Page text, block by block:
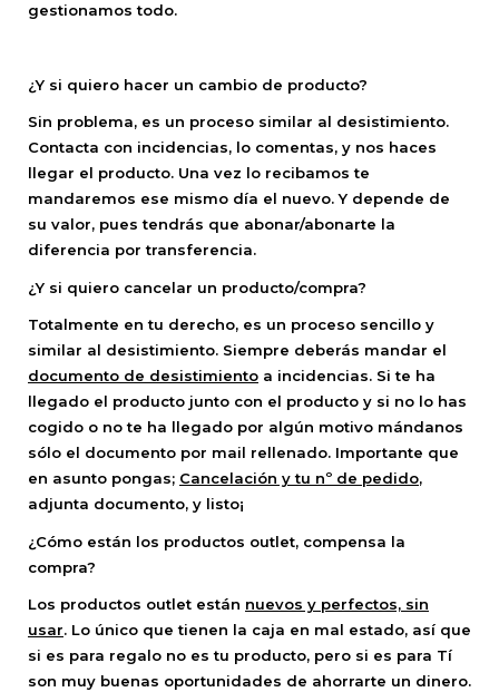
gestionamos todo.
¿Y si quiero hacer un cambio de producto?
Sin problema, es un proceso similar al desistimiento.
Contacta con incidencias, lo comentas, y nos haces
llegar el producto. Una vez lo recibamos te
mandaremos ese mismo día el nuevo. Y depende de
su valor, pues tendrás que abonar/abonarte la
diferencia por transferencia.
¿Y si quiero cancelar un producto/compra?
Totalmente en tu derecho, es un proceso sencillo y
similar al desistimiento. Siempre deberás mandar el
documento de desistimiento a incidencias. Si te ha
llegado el producto junto con el producto y si no lo has
cogido o no te ha llegado por algún motivo mándanos
sólo el documento por mail rellenado. Importante que
en asunto pongas; Cancelación y tu nº de pedido,
adjunta documento, y listo¡
¿Cómo están los productos outlet, compensa la
compra?
Los productos outlet están nuevos y perfectos, sin
usar. Lo único que tienen la caja en mal estado, así que
si es para regalo no es tu producto, pero si es para Tí
son muy buenas oportunidades de ahorrarte un dinero.